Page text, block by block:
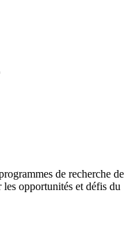
de recherche de
opportunités et défis du